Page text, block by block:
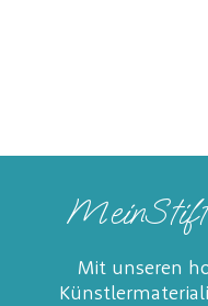
MeinStift
Mit unseren